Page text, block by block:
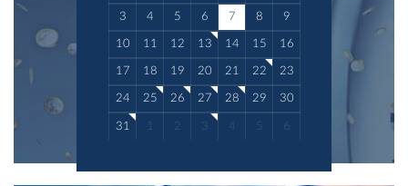
3 4 5 6 7 8 9
10 11 12 13 14 15 16
17 18 19 20 21 22 23
24 25 26 27 28 29 30
31 1 2 3 4 5 6